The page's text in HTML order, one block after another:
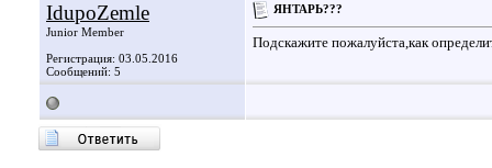
IdupoZemle
Junior Member
Регистрация: 03.05.2016
Сообщений: 5
ЯНТАРЬ???
Подскажите пожалуйста,как